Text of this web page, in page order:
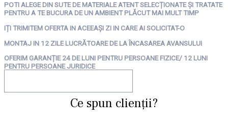
POTI ALEGE DIN SUTE DE MATERIALE ATENT SELECȚIONATE ȘI TRATATE
PENTRU A TE BUCURA DE UN AMBIENT PLĂCUT MAI MULT TIMP
IȚI TRIMITEM OFERTA IN ACEEAȘI ZI IN CARE AI SOLICITAT-O
MONTAJ IN 12 ZILE LUCRĂTOARE DE LA ÎNCASAREA AVANSULUI
OFERIM GARANȚIE 24 DE LUNI PENTRU PERSOANE FIZICE/ 12 LUNI
PENTRU PERSOANE JURIDICE
Ce spun clienții?